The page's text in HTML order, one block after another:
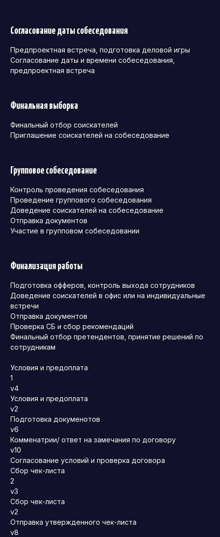
Согласование даты собеседования
Предпроектная встреча, подготовка деловой игры
Согласование даты и времени собеседования,
предпроектная встреча
Финальная выборка
Финальный отбор соискателей
Приглашение соискателей на собеседование
Групповое собеседование
Контроль проведения собеседования
Проведение группового собеседования
Доведение соискателей на собеседование
Отправка документов
Участие в групповом собеседовании
Финализация работы
Подготовка офферов, контроль выхода сотрудников
Доведение соискателей в офис или на индивидуальные
встречи
Отправка документов
Проверка СБ и сбор рекомендаций
Финальный отбор претендентов, принятие решений по
сотрудникам
Условия и предоплата
1
v4
Условия и предоплата
v2
Подготовка докуменотов
v6
Комменатрии/ ответ на замечания по договору
v10
Согласование условий и проверка договора
Сбор чек-листа
2
v3
Сбор чек-листа
v2
Отправка утвержденного чек-листа
v8